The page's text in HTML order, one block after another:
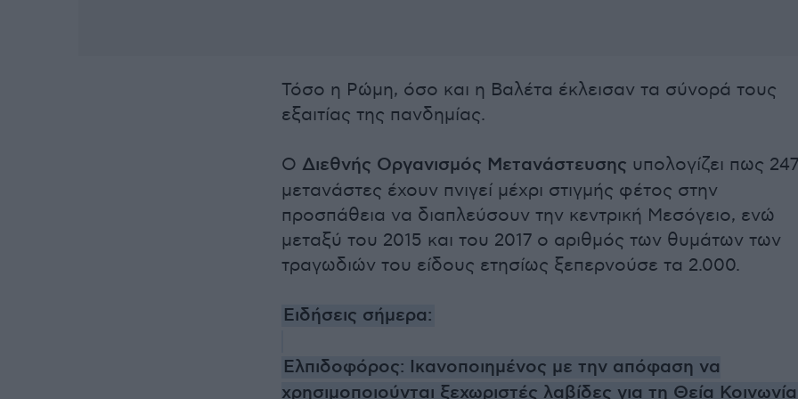
Τόσο η Ρώμη, όσο και η Βαλέτα έκλεισαν τα σύνορά τους
εξαιτίας της πανδημίας.
Ο Διεθνής Οργανισμός Μετανάστευσης υπολογίζει πως 247
μετανάστες έχουν πνιγεί μέχρι στιγμής φέτος στην
προσπάθεια να διαπλεύσουν την κεντρική Μεσόγειο, ενώ
μεταξύ του 2015 και του 2017 ο αριθμός των θυμάτων των
τραγωδιών του είδους ετησίως ξεπερνούσε τα 2.000.
Ειδήσεις σήμερα:
Ελπιδοφόρος: Ικανοποιημένος με την απόφαση να
χρησιμοποιούνται ξεχωριστές λαβίδες για τη Θεία Κοινωνία